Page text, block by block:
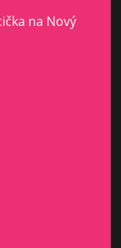
na Nový